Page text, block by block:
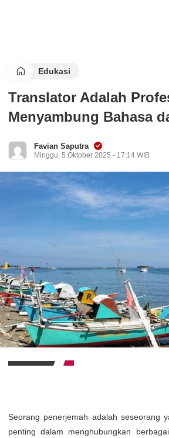
Edukasi
Translator Adalah
Menyambung Bahasa
Favian Saputra
Minggu, 5 Oktober 2025 - 17:14 WIB
Seorang penerjemah adalah seseorang
penting dalam menghubungkan